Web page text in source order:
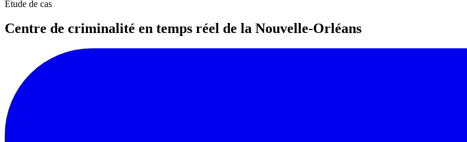
Etude de cas
Centre de criminalité en temps réel de la Nouvelle-Orléans